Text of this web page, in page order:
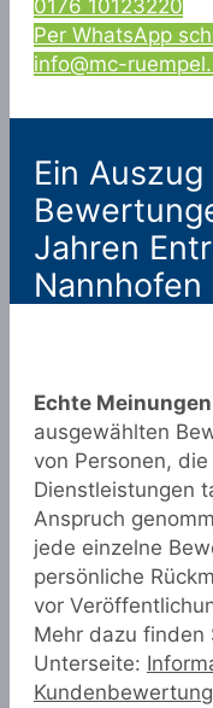
0176 10123220
Per WhatsApp
info@mc-
Ein
Jahren
Nannhofen
Echte
ausgewählten
von Personen, die
Dienstleistungen
Anspruch
jede einzelne
persönliche
vor
Mehr dazu finden
Unterseite: